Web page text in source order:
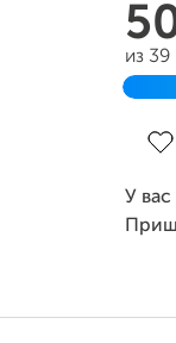
из
У